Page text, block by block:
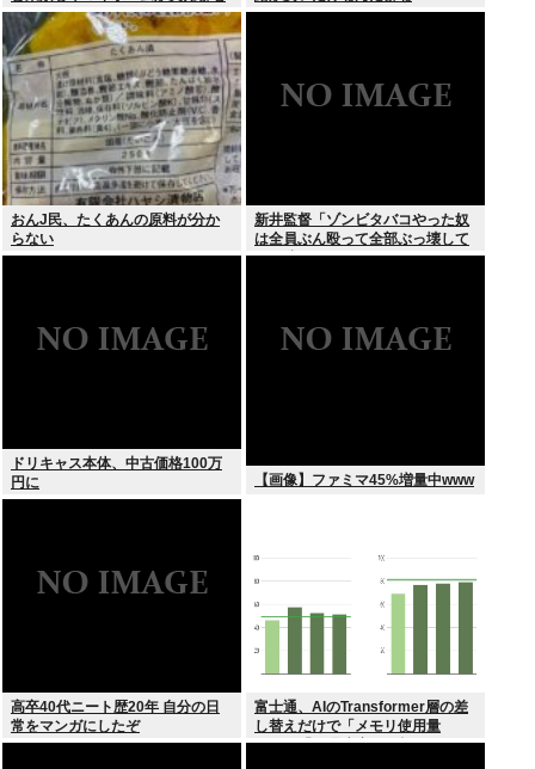
ん 」
おんJ民、たくあんの原料が分か
らない
新井監督「ゾンビタバコやった奴
は全員ぶん殴って全部ぶっ壊して
から辞めたい」
ドリキャス本体、中古価格100万
円に
【画像】ファミマ45%増量中www
高卒40代ニート歴20年 自分の日
常をマンガにしたぞ
富士通、AIのTransformer層の差
し替えだけで「メモリ使用量
1/10」「処理速度475倍」になる